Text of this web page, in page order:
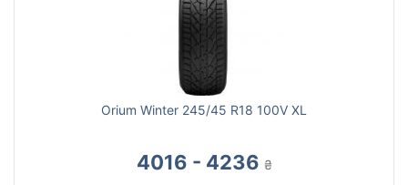
Orium Winter 245/45 R18 100V XL
4016 - 4236 ₴